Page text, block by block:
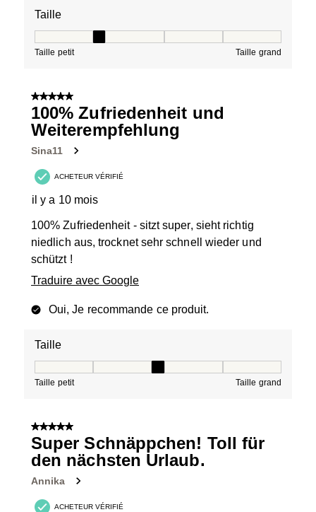
Taille
Taille petit Taille grand
5 sur 5 étoiles.
100% Zufriedenheit und
Weiterempfehlung
Sina11
ACHETEUR VÉRIFIÉ
il y a 10 mois
100% Zufriedenheit - sitzt super, sieht richtig
niedlich aus, trocknet sehr schnell wieder und
schützt !
Traduire avec Google
Oui, Je recommande ce produit.
Taille
Taille petit Taille grand
5 sur 5 étoiles.
Super Schnäppchen! Toll für
den nächsten Urlaub.
Annika
ACHETEUR VÉRIFIÉ